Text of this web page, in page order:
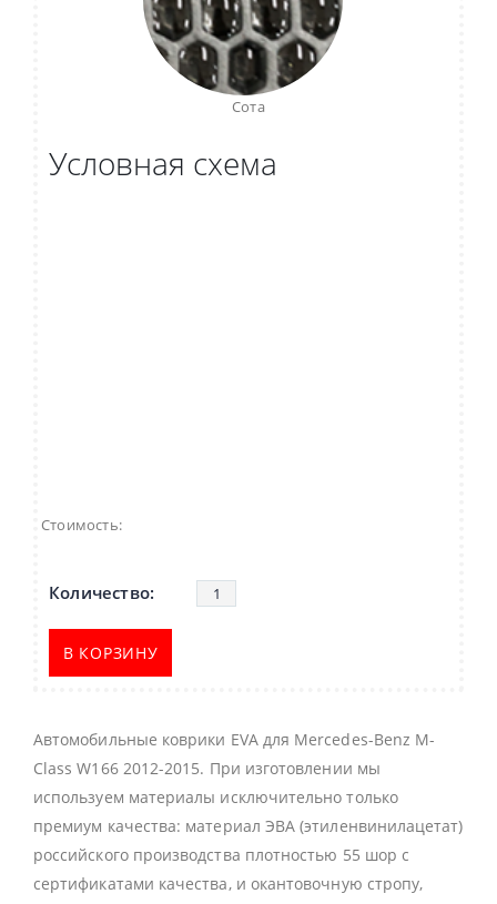
Сота
Условная схема
Стоимость:
В КОРЗИНУ
Автомобильные коврики EVA для Mercedes-Benz M-
Class W166 2012-2015. При изготовлении мы
используем материалы исключительно только
премиум качества: материал ЭВА (этиленвинилацетат)
российского производства плотностью 55 шор с
сертификатами качества, и окантовочную стропу,